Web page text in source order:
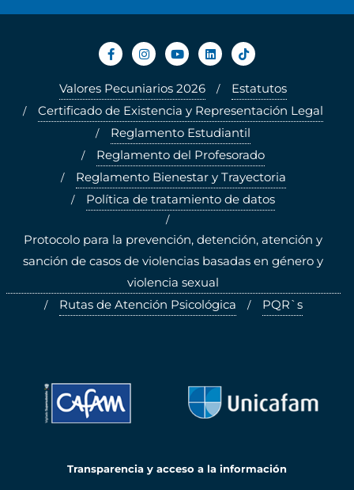
Valores Pecuniarios 2026
Estatutos
Certificado de Existencia y Representación Legal
Reglamento Estudiantil
Reglamento del Profesorado
Reglamento Bienestar y Trayectoria
Política de tratamiento de datos
Protocolo para la prevención, detención, atención y
sanción de casos de violencias basadas en género y
violencia sexual
Rutas de Atención Psicológica
PQR`s
Transparencia y acceso a la información